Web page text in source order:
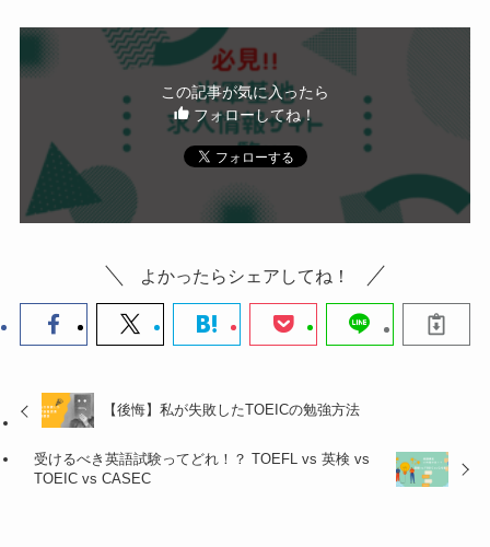
この記事が気に入ったら
フォローしてね！
よかったらシェアしてね！
【後悔】私が失敗したTOEICの勉強方法
受けるべき英語試験ってどれ！？ TOEFL vs 英検 vs
TOEIC vs CASEC